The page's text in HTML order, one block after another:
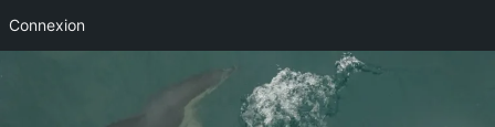
Connexion